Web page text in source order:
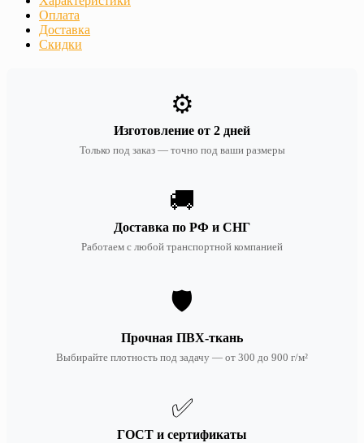
Оплата
Доставка
Скидки
⚙️
Изготовление от 2 дней
Только под заказ — точно под ваши размеры
🚚
Доставка по РФ и СНГ
Работаем с любой транспортной компанией
🛡️
Прочная ПВХ-ткань
Выбирайте плотность под задачу — от 300 до 900 г/м²
✅
ГОСТ и сертификаты